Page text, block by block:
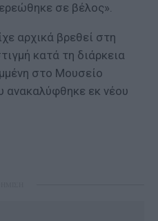
σε βέλος».
αρχικά βρεθεί στη
κατά τη διάρκεια
στο Μουσείο
ανακαλύφθηκε εκ νέου